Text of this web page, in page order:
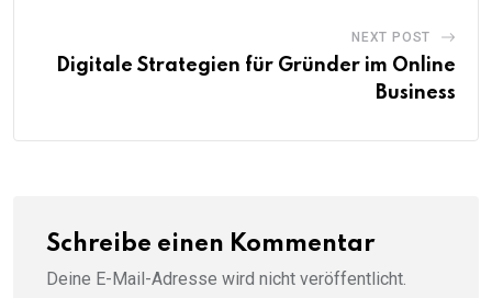
NEXT POST
Digitale Strategien für Gründer im Online
Business
Schreibe einen Kommentar
Deine E-Mail-Adresse wird nicht veröffentlicht.